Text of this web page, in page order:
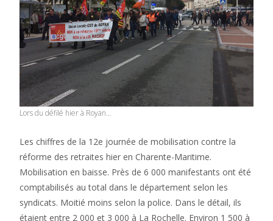
Lors du défilé hier à Royan…
Les chiffres de la 12e journée de mobilisation contre la
réforme des retraites hier en Charente-Maritime.
Mobilisation en baisse. Près de 6 000 manifestants ont été
comptabilisés au total dans le département selon les
syndicats. Moitié moins selon la police. Dans le détail, ils
étaient entre 2 000 et 3 000 à La Rochelle. Environ 1 500 à